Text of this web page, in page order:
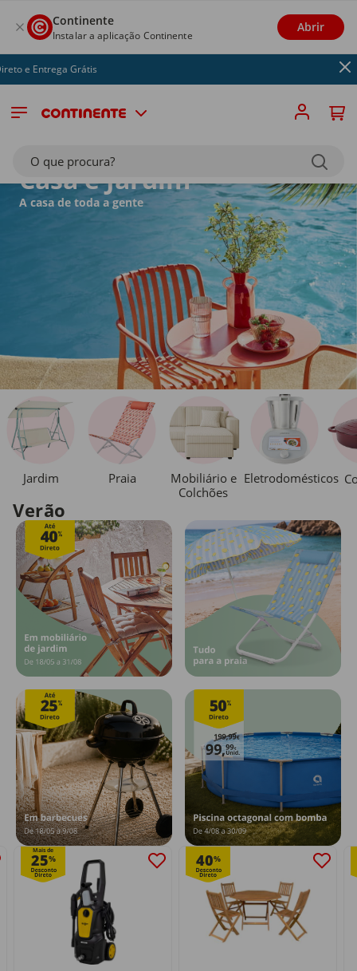
Continente
Instalar a aplicação Continente
Abrir
Grátis
O que procura?
Casa e Jardim
A casa de toda a gente
Jardim Praia
Mobiliário e
Colchões
Eletrodomésticos
Verão
Mais de
25% 40%